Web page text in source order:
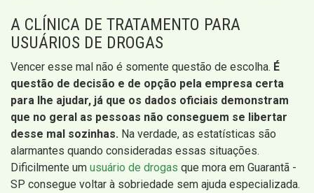
A CLÍNICA DE TRATAMENTO PARA
USUÁRIOS DE DROGAS
Vencer esse mal não é somente questão de escolha. É
questão de decisão e de opção pela empresa certa
para lhe ajudar, já que os dados oficiais demonstram
que no geral as pessoas não conseguem se libertar
desse mal sozinhas. Na verdade, as estatísticas são
alarmantes quando consideradas essas situações.
Dificilmente um usuário de drogas que mora em Guarantã -
SP consegue voltar à sobriedade sem ajuda especializada.